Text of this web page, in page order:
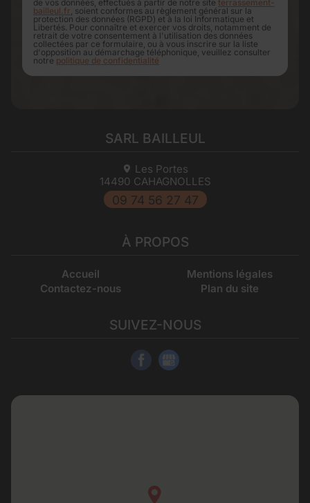
de vos données, effectués à partir de notre site terrassement-
bailleul.fr , soient conformes au règlement général sur la
protection des données (RGPD) et à la loi Informatique et
Libertés. Pour connaître et exercer vos droits, notamment de
retrait de votre consentement à l'utilisation des données
collectées par ce formulaire, ou à vous inscrire sur la liste
d'opposition au démarchage téléphonique, veuillez consulter
notre politique de confidentialité
SARL BAILLEUL
Les Portes
14490 CAHAGNOLLES
09 74 56 27 47
À PROPOS
Accueil
Contactez-nous
Mentions légales
Plan du site
SUIVEZ-NOUS